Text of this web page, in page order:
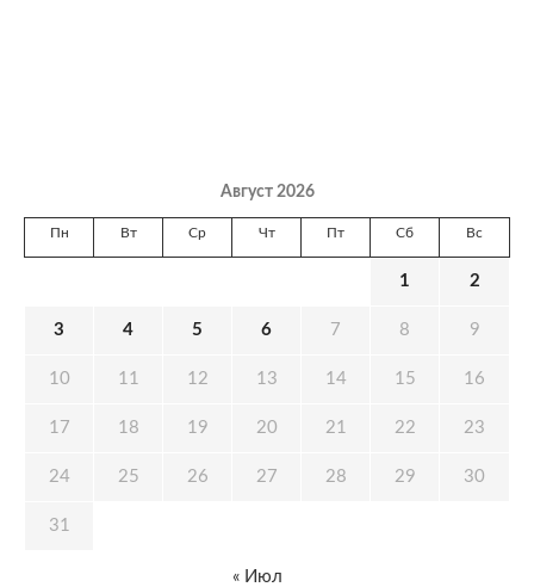
Август 2026
Пн Вт Ср Чт Пт Сб Вс
1 2
3 4 5 6 7 8 9
10 11 12 13 14 15 16
17 18 19 20 21 22 23
24 25 26 27 28 29 30
31
« Июл